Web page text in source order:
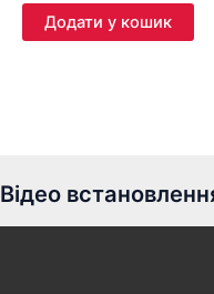
Додати у кошик
Відео